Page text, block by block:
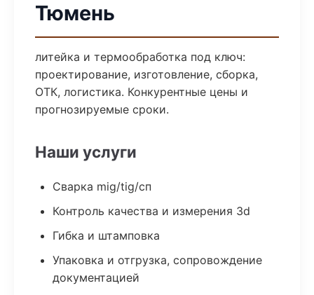
Тюмень
литейка и термообработка под ключ:
проектирование, изготовление, сборка,
ОТК, логистика. Конкурентные цены и
прогнозируемые сроки.
Наши услуги
Сварка mig/tig/сп
Контроль качества и измерения 3d
Гибка и штамповка
Упаковка и отгрузка, сопровождение
документацией